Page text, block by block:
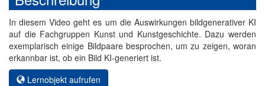
In diesem Video geht es um die Auswirkungen bildgenerativer KI
auf die Fachgruppen Kunst und Kunstgeschichte. Dazu werden
exemplarisch einige Bildpaare besprochen, um zu zeigen, woran
erkannbar ist, ob ein Bild KI-generiert ist.
Lernobjekt aufrufen